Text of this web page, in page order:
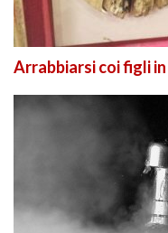
Arrabbiarsi coi figli